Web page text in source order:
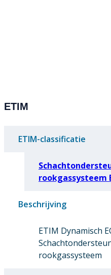
ETIM
ETIM-classificatie
rookgassysteem
Beschrijving
ETIM Dynamisch
rookgassysteem